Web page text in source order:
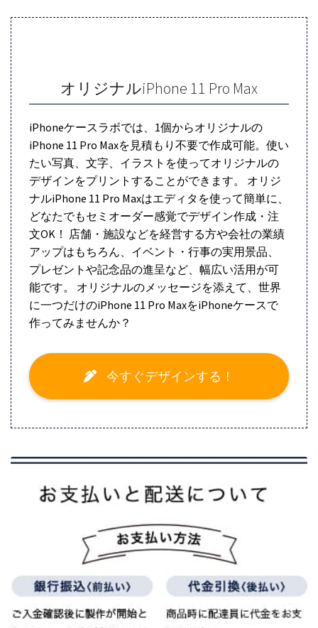
オリジナルiPhone 11 Pro Max
iPhoneケースラボでは、1個からオリジナルの
iPhone 11 Pro Maxを見積もり不要で作成可能。使い
たい写真、文字、イラストを使ってオリジナルの
デザインをプリントすることができます。 オリジ
ナルiPhone 11 Pro Maxはエディタを使って簡単に、
どなたでもセミオーダー感覚でデザイン作成・注
文OK！ 店舗・施設などを経営する方や会社の業績
アップはもちろん、イベント・行事の実用景品、
プレゼントや記念品の進呈など、幅広い活用が可
能です。 オリジナルのメッセージを添えて、世界
に一つだけのiPhone 11 Pro MaxをiPhoneケースで
作ってみませんか？
今すぐデザインする！